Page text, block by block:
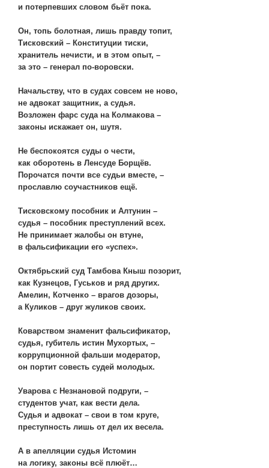
и потерпевших словом бьёт пока.
Он, топь болотная, лишь правду топит,
Тисковский – Конституции тиски,
хранитель нечисти, и в этом опыт, –
за это – генерал по-воровски.
Начальству, что в судах совсем не ново,
не адвокат защитник, а судья.
Возложен фарс суда на Колмакова –
законы искажает он, шутя.
Не беспокоятся суды о чести,
как оборотень в Ленсуде Борщёв.
Порочатся почти все судьи вместе, –
прославлю соучастников ещё.
Тисковскому пособник и Алтунин –
судья – пособник преступлений всех.
Не принимает жалобы он втуне,
в фальсификации его «успех».
Октябрьский суд Тамбова Кныш позорит,
как Кузнецов, Гуськов и ряд других.
Амелин, Котченко – врагов дозоры,
а Куликов – друг жуликов своих.
Коварством знаменит фальсификатор,
судья, губитель истин Мухортых, –
коррупционной фальши модератор,
он портит совесть судей молодых.
Уварова с Незнановой подруги, –
студентов учат, как вести дела.
Судья и адвокат – свои в том круге,
преступность лишь от дел их весела.
А в апелляции судья Истомин
на логику, законы всё плюёт…